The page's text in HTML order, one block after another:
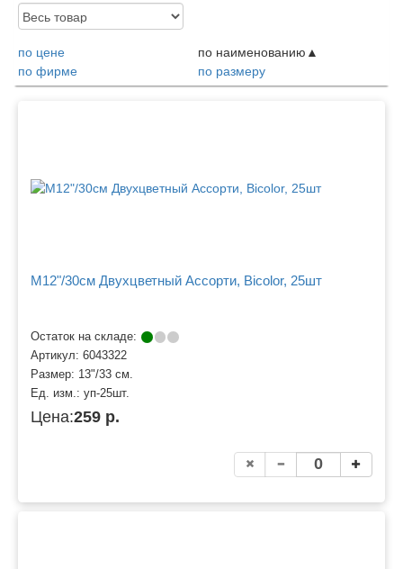
Доступность:
по цене
по наименованию
по фирме
по размеру
M12"/30см Двухцветный Ассорти, Bicolor, 25шт
Остаток на складе:
Артикул: 6043322
Размер: 13"/33 см.
Ед. изм.: уп-25шт.
Цена:259 р.